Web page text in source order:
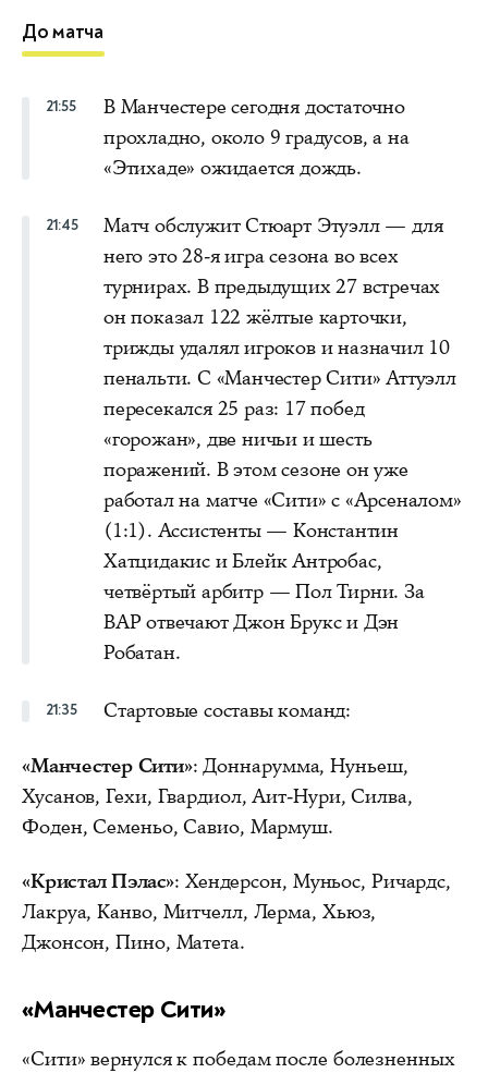
До матча
21:55
В Манчестере сегодня достаточно
прохладно, около 9 градусов, а на
«Этихаде» ожидается дождь.
21:45
Матч обслужит Стюарт Этуэлл — для
него это 28-я игра сезона во всех
турнирах. В предыдущих 27 встречах
он показал 122 жёлтые карточки,
трижды удалял игроков и назначил 10
пенальти. С «Манчестер Сити» Аттуэлл
пересекался 25 раз: 17 побед
«горожан», две ничьи и шесть
поражений. В этом сезоне он уже
работал на матче «Сити» с «Арсеналом»
(1:1). Ассистенты — Константин
Хатцидакис и Блейк Антробас,
четвёртый арбитр — Пол Тирни. За
ВАР отвечают Джон Брукс и Дэн
Робатан.
21:35 Стартовые составы команд:
«Манчестер Сити»: Доннарумма, Нуньеш,
Хусанов, Гехи, Гвардиол, Аит-Нури, Силва,
Фоден, Семеньо, Савио, Мармуш.
«Кристал Пэлас»: Хендерсон, Муньос, Ричардс,
Лакруа, Канво, Митчелл, Лерма, Хьюз,
Джонсон, Пино, Матета.
«Манчестер Сити»
«Сити» вернулся к победам после болезненных